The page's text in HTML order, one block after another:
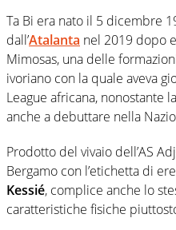
Ta Bi era nato il 5 dicembre
dall’Atalanta nel 2019 dopo
Mimosas, una delle
ivoriano con la quale aveva
League africana, nonostante
anche a debuttare nella
Prodotto del vivaio dell’AS
Bergamo con l’etichetta di
Kessié, complice anche lo
caratteristiche fisiche